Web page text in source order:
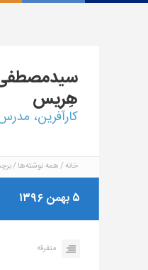
هِریس
کارآفرین،
خانه همه نوشته‌ها
۵ بهمن ۱۳۹۶
متفرقه